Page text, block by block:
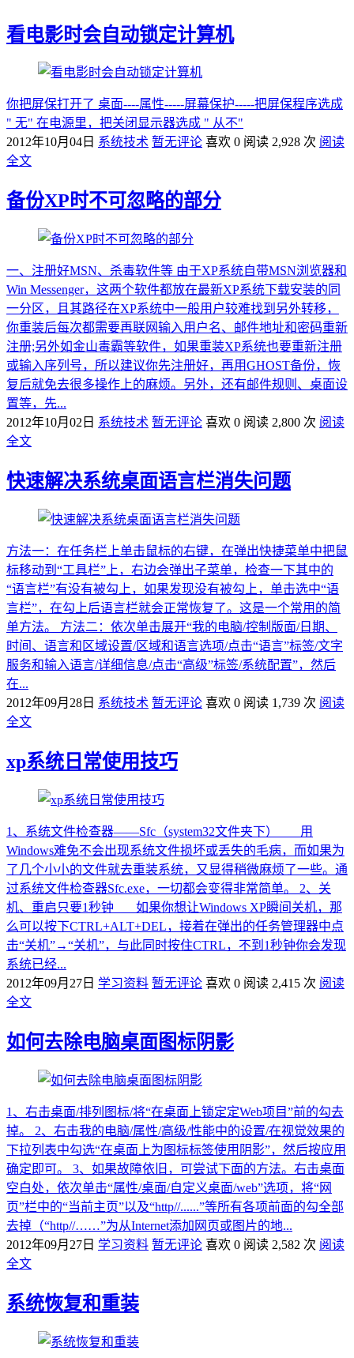
看电影时会自动锁定计算机
你把屏保打开了 桌面----属性-----屏幕保护-----把屏保程序选成
" 无" 在电源里，把关闭显示器选成 " 从不"
2012年10月04日 系统技术 暂无评论 喜欢 0 阅读 2,928 次 阅读
全文
备份XP时不可忽略的部分
一、注册好MSN、杀毒软件等 由于XP系统自带MSN浏览器和
Win Messenger，这两个软件都放在最新XP系统下载安装的同
一分区，且其路径在XP系统中一般用户较难找到另外转移，
你重装后每次都需要再联网输入用户名、邮件地址和密码重新
注册;另外如金山毒霸等软件，如果重装XP系统也要重新注册
或输入序列号，所以建议你先注册好，再用GHOST备份，恢
复后就免去很多操作上的麻烦。另外，还有邮件规则、桌面设
置等，先...
2012年10月02日 系统技术 暂无评论 喜欢 0 阅读 2,800 次 阅读
全文
快速解决系统桌面语言栏消失问题
方法一：在任务栏上单击鼠标的右键，在弹出快捷菜单中把鼠
标移动到“工具栏”上，右边会弹出子菜单，检查一下其中的
“语言栏”有没有被勾上，如果发现没有被勾上，单击选中“语
言栏”，在勾上后语言栏就会正常恢复了。这是一个常用的简
单方法。 方法二：依次单击展开“我的电脑/控制版面/日期、
时间、语言和区域设置/区域和语言选项/点击“语言”标签/文字
服务和输入语言/详细信息/点击“高级”标签/系统配置”，然后
在...
2012年09月28日 系统技术 暂无评论 喜欢 0 阅读 1,739 次 阅读
全文
xp系统日常使用技巧
1、系统文件检查器——Sfc（system32文件夹下） 用
Windows难免不会出现系统文件损坏或丢失的毛病，而如果为
了几个小小的文件就去重装系统，又显得稍微麻烦了一些。通
过系统文件检查器Sfc.exe，一切都会变得非常简单。 2、关
机、重启只要1秒钟 如果你想让Windows XP瞬间关机，那
么可以按下CTRL+ALT+DEL，接着在弹出的任务管理器中点
击“关机”→“关机”，与此同时按住CTRL，不到1秒钟你会发现
系统已经...
2012年09月27日 学习资料 暂无评论 喜欢 0 阅读 2,415 次 阅读
全文
如何去除电脑桌面图标阴影
1、右击桌面/排列图标/将“在桌面上锁定定Web项目”前的勾去
掉。 2、右击我的电脑/属性/高级/性能中的设置/在视觉效果的
下拉列表中勾选“在桌面上为图标标签使用阴影”，然后按应用
确定即可。 3、如果故障依旧，可尝试下面的方法。右击桌面
空白处，依次单击“属性/桌面/自定义桌面/web”选项，将“网
页”栏中的“当前主页”以及“http//......”等所有各项前面的勾全部
去掉（“http//……”为从Internet添加网页或图片的地...
2012年09月27日 学习资料 暂无评论 喜欢 0 阅读 2,582 次 阅读
全文
系统恢复和重装